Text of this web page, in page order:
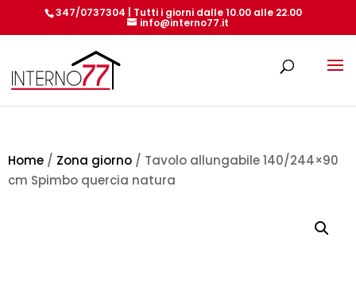
347/0737304 | Tutti i giorni dalle 10.00 alle 22.00
info@interno77.it
Home / Zona giorno / Tavolo allungabile 140/244×90
cm Spimbo quercia natura